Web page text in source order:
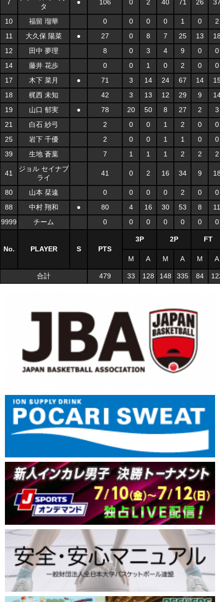
7
タ
● 106 0 2 40 71 26
10 福留 瑠華 0 0 0 0 1 0
2
11
大久保 陽菜 ● 27 0 8 7 25 13
12
田中 夢理 8 0 3 4 9 0
0
14
藤井 花歩 0 0 1 0 2 0
0
17
木下 菜月 ● 71 3 14 24 67 14
18
梶西 未知 42 3 13 12 29 9
19
山口 郁実 ● 78 20 50 8 27 2
3
21
白石 紗弓 2 0 0 1 2 0
0
25
岩下 千優 2 0 0 1 1 0
0
39
生地 蒼葉 7 1 1 1 2 2 2
41
ジョル セイナブ
ライ
41 0 2 16 34 9
80 山本 栞遠 0 0 0 0 2 0
0
88
中村 翔和 ● 80 4 16 30 53 8
11
9999
チーム 0 0 0 0 0 0 0
No. PLAYER S PTS
3P 2P FT
M A M A M A
合計 479 33 128 148 335 84